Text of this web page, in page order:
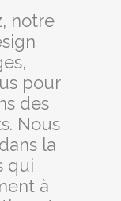
notre
pour
des
Nous
la
qui
à